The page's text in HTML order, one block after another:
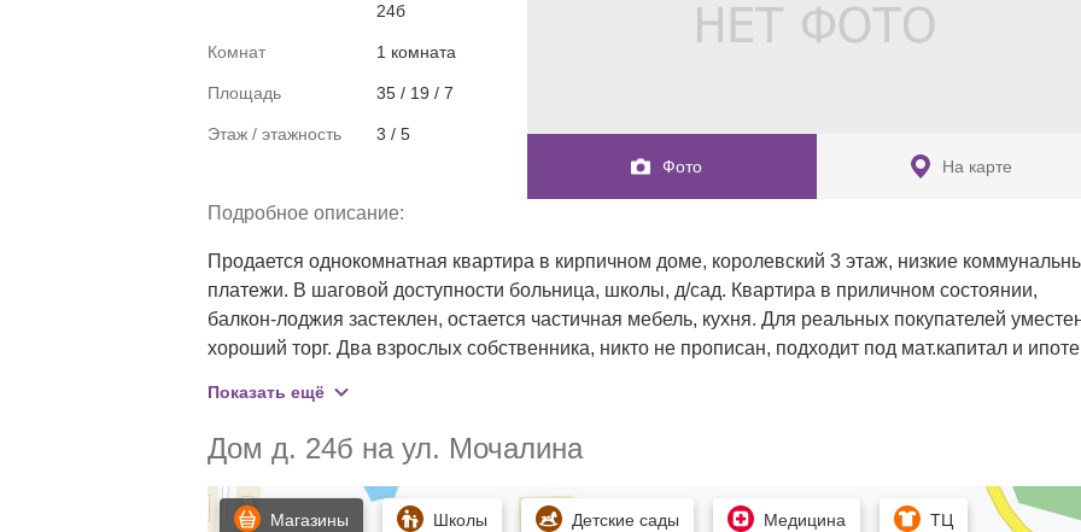
24б
Комнат 1 комната
Площадь 35 / 19 / 7
Этаж / этажность
3 / 5
Фото
На карте
Подробное описание:
Продается однокомнатная квартира в кирпичном доме, королевский 3 этаж, низкие
платежи. В шаговой доступности больница, школы, д/сад. Квартира в приличном состоянии,
балкон-лоджия застеклен, остается частичная мебель, кухня. Для реальных покупателей
хороший торг. Два взрослых собственника, никто не прописан, подходит под мат.капитал и
Показать ещё
Дом д. 24б на ул. Мочалина
Магазины Школы Детские сады Медицина ТЦ